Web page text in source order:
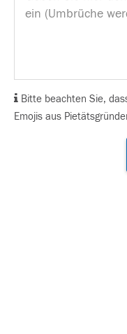
Bitte beachten Sie,
Emojis aus